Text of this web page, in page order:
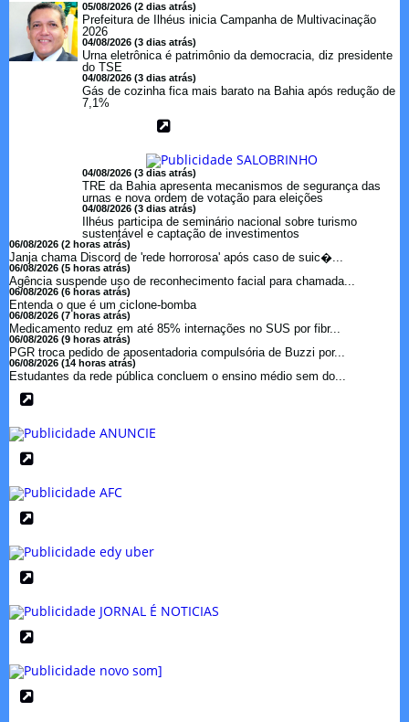
05/08/2026 (2 dias atrás)
Prefeitura de Ilhéus inicia Campanha de Multivacinação
2026
04/08/2026 (3 dias atrás)
Urna eletrônica é patrimônio da democracia, diz presidente
do TSE
04/08/2026 (3 dias atrás)
Gás de cozinha fica mais barato na Bahia após redução de
7,1%
04/08/2026 (3 dias atrás)
TRE da Bahia apresenta mecanismos de segurança das
urnas e nova ordem de votação para eleições
04/08/2026 (3 dias atrás)
Ilhéus participa de seminário nacional sobre turismo
sustentável e captação de investimentos
06/08/2026 (2 horas atrás)
Janja chama Discord de 'rede horrorosa' após caso de suic�...
06/08/2026 (5 horas atrás)
Agência suspende uso de reconhecimento facial para chamada...
06/08/2026 (6 horas atrás)
Entenda o que é um ciclone-bomba
06/08/2026 (7 horas atrás)
Medicamento reduz em até 85% internações no SUS por fibr...
06/08/2026 (9 horas atrás)
PGR troca pedido de aposentadoria compulsória de Buzzi por...
06/08/2026 (14 horas atrás)
Estudantes da rede pública concluem o ensino médio sem do...